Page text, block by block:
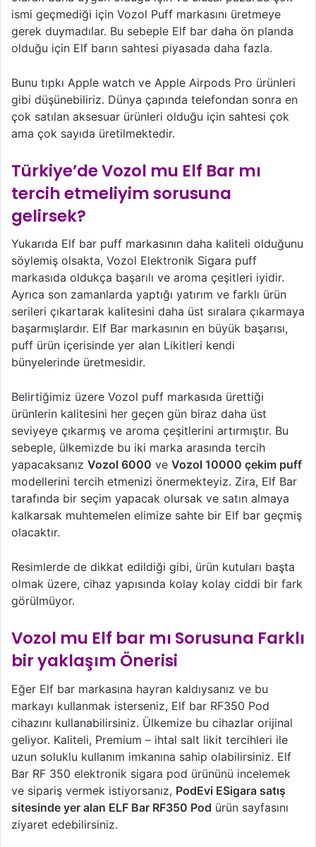
ismi geçmediği için Vozol Puff markasını üretmeye
gerek duymadılar. Bu sebeple Elf bar daha ön planda
olduğu için Elf barın sahtesi piyasada daha fazla.
Bunu tıpkı Apple watch ve Apple Airpods Pro ürünleri
gibi düşünebiliriz. Dünya çapında telefondan sonra en
çok satılan aksesuar ürünleri olduğu için sahtesi çok
ama çok sayıda üretilmektedir.
Türkiye’de Vozol mu Elf Bar mı
tercih etmeliyim sorusuna
gelirsek?
Yukarıda Elf bar puff markasının daha kaliteli olduğunu
söylemiş olsakta, Vozol Elektronik Sigara puff
markasıda oldukça başarılı ve aroma çeşitleri iyidir.
Ayrıca son zamanlarda yaptığı yatırım ve farklı ürün
serileri çıkartarak kalitesini daha üst sıralara çıkarmaya
başarmışlardır. Elf Bar markasının en büyük başarısı,
puff ürün içerisinde yer alan Likitleri kendi
bünyelerinde üretmesidir.
Belirtiğimiz üzere Vozol puff markasıda ürettiği
ürünlerin kalitesini her geçen gün biraz daha üst
seviyeye çıkarmış ve aroma çeşitlerini artırmıştır. Bu
sebeple, ülkemizde bu iki marka arasında tercih
yapacaksanız Vozol 6000 ve Vozol 10000 çekim puff
modellerini tercih etmenizi önermekteyiz. Zira, Elf Bar
tarafında bir seçim yapacak olursak ve satın almaya
kalkarsak muhtemelen elimize sahte bir Elf bar geçmiş
olacaktır.
Resimlerde de dikkat edildiği gibi, ürün kutuları başta
olmak üzere, cihaz yapısında kolay kolay ciddi bir fark
görülmüyor.
Vozol mu Elf bar mı Sorusuna Farklı
bir yaklaşım Önerisi
Eğer Elf bar markasına hayran kaldıysanız ve bu
markayı kullanmak isterseniz, Elf bar RF350 Pod
cihazını kullanabilirsiniz. Ülkemize bu cihazlar orijinal
geliyor. Kaliteli, Premium – ihtal salt likit tercihleri ile
uzun soluklu kullanım imkanına sahip olabilirsiniz. Elf
Bar RF 350 elektronik sigara pod ürününü incelemek
ve sipariş vermek istiyorsanız, PodEvi ESigara satış
sitesinde yer alan ELF Bar RF350 Pod ürün sayfasını
ziyaret edebilirsiniz.